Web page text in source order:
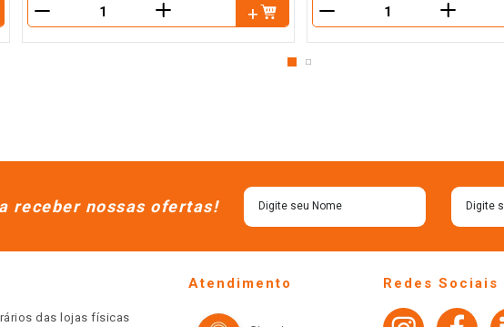
＋
＋
receber nossas ofertas!
das lojas físicas
Atendimento Redes Sociais